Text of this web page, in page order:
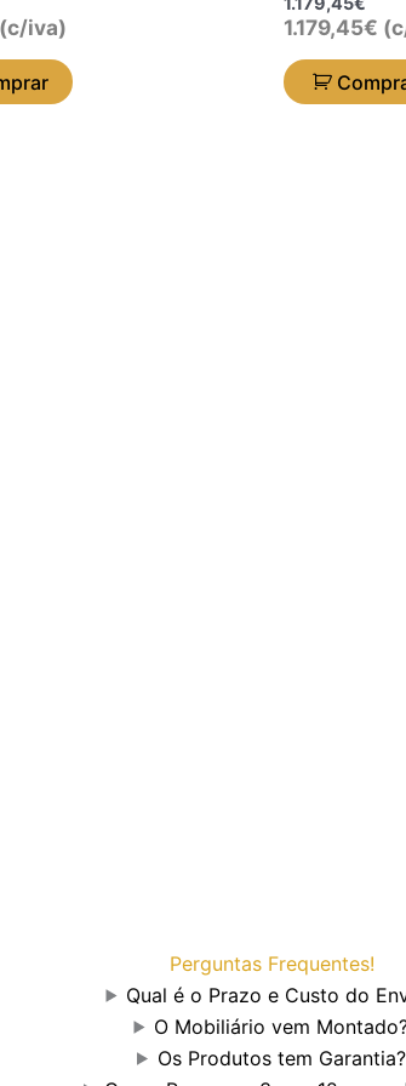
(c/iva) 1.179,45€
Perguntas Frequentes!
Qual é o Prazo e Custo do
O Mobiliário vem
Os Produtos tem Garantia?